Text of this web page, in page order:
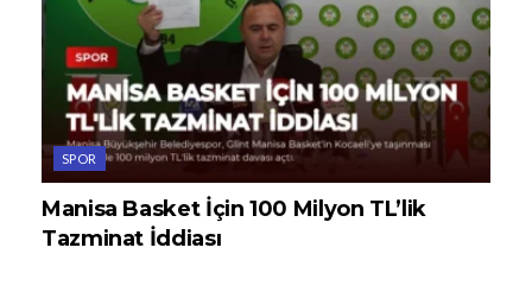
SPOR
Manisa Basket İçin 100 Milyon TL’lik
Tazminat İddiası